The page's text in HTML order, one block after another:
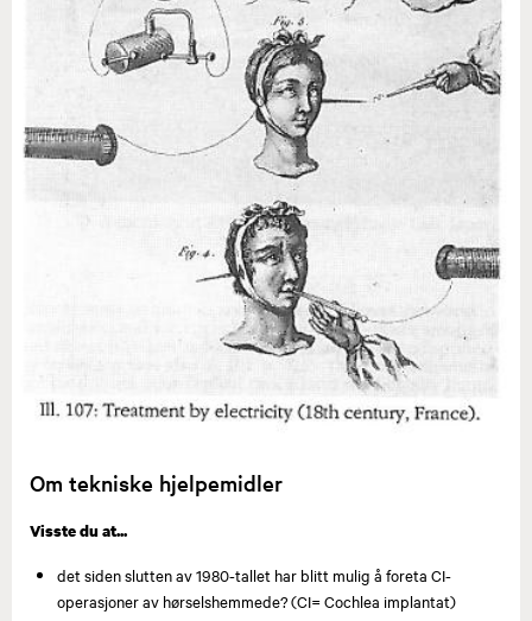
Om tekniske hjelpemidler
Visste du at...
det siden slutten av 1980-tallet har blitt mulig å foreta CI-
operasjoner av hørselshemmede? (CI= Cochlea implantat)